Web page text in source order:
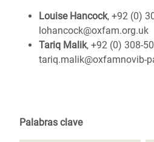
Louise Hancock, +92 (0)
lohancock@oxfam.org.uk
Tariq Malik, +92 (0) 308-
tariq.malik@oxfamnovib-
Palabras clave